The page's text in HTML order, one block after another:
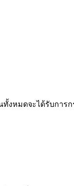
หมดจะได้รับการก